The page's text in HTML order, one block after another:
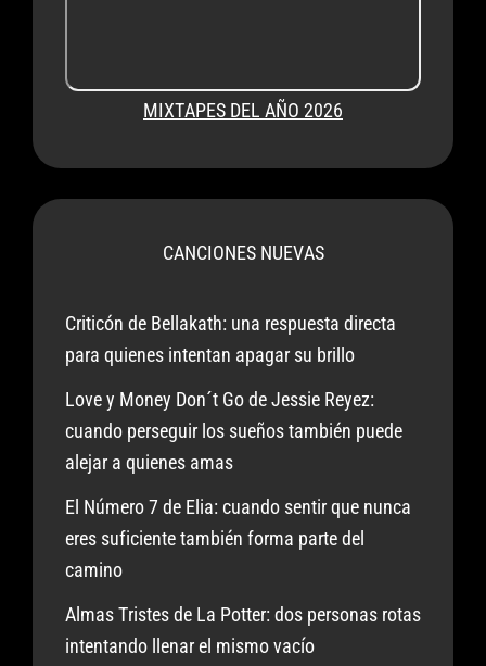
MIXTAPES DEL AÑO 2026
CANCIONES NUEVAS
Criticón de Bellakath: una respuesta directa
para quienes intentan apagar su brillo
Love y Money Don´t Go de Jessie Reyez:
cuando perseguir los sueños también puede
alejar a quienes amas
El Número 7 de Elia: cuando sentir que nunca
eres suficiente también forma parte del
camino
Almas Tristes de La Potter: dos personas rotas
intentando llenar el mismo vacío